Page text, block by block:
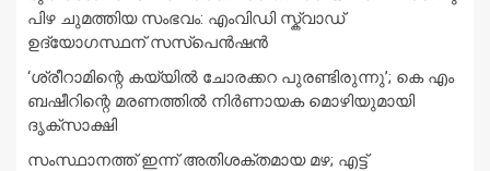
പിഴ ചുമത്തിയ സംഭവം: എംവിഡി സ്ക്വാഡ്
ഉദ്യോഗസ്ഥന് സസ്പെൻഷൻ
‘ശ്രീറാമിന്റെ കയ്യിൽ ചോരക്കറ പുരണ്ടിരുന്നു’; കെ എം
ബഷീറിന്റെ മരണത്തിൽ നിർണായക മൊഴിയുമായി
ദൃക്‌സാക്ഷി
സംസ്ഥാനത്ത് ഇന്ന് അതിശക്തമായ മഴ; എട്ട്